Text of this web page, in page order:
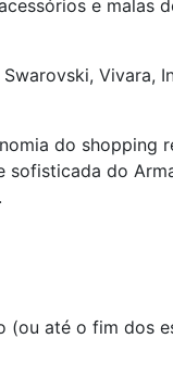
e malas
Vivara,
do
do
(ou até o fim dos